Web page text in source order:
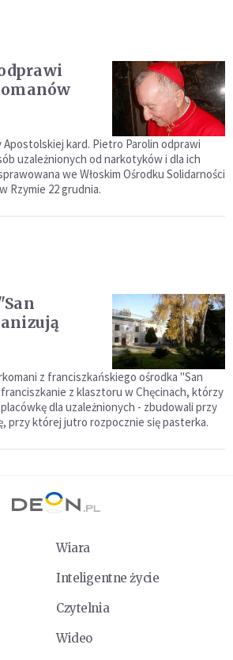
kard. Pietro Parolin odprawi
uzależnionych od narkotyków i dla ich
we Włoskim Ośrodku Solidarności
Rzymie 22 grudnia.
z franciszkańskiego ośrodka "San
z klasztoru w Chęcinach, którzy
dla uzależnionych - zbudowali przy
przy której jutro rozpocznie się pasterka.
Wiara
Inteligentne życie
Czytelnia
Wideo